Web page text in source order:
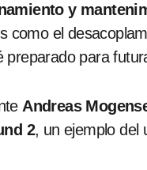
y
como el
para
Andreas
2, un ejemplo del